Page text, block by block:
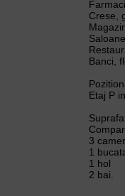
Crese,
Banci,
Etaj P
3
1
1 hol
2 bai.